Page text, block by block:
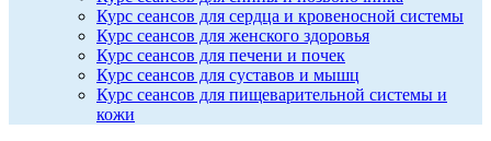
Курс сеансов для сердца и кровеносной системы
Курс сеансов для женского здоровья
Курс сеансов для печени и почек
Курс сеансов для суставов и мышц
Курс сеансов для пищеварительной системы и
кожи